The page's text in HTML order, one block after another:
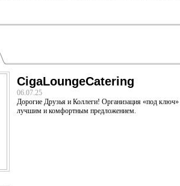
CigaLoungeCatering
06.07.25
Дорогие Друзья и Коллеги! Организация «под
лучшим и комфортным предложением.